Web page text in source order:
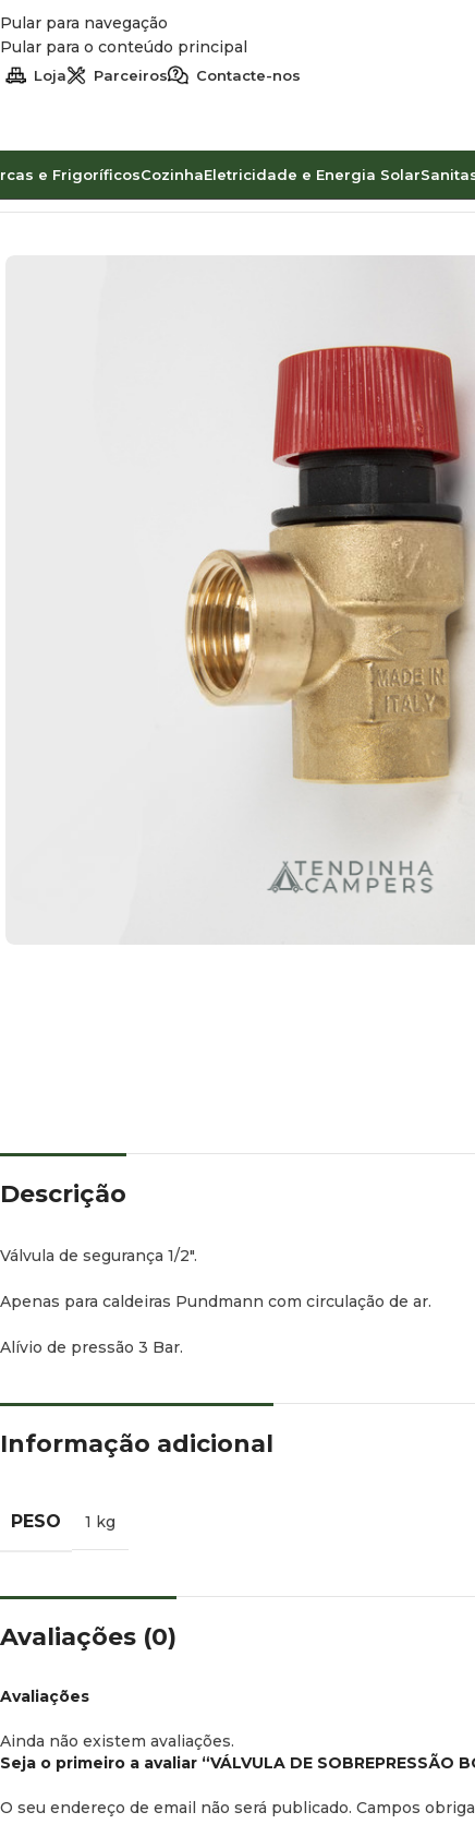
Pular para navegação
Pular para o conteúdo principal
Loja Parceiros Contacte-nos
e FrigoríficosCozinhaEletricidade e Energia Solar
Início Água Boilers Pundmann VÁLVULA DE
Descrição
Válvula de segurança 1/2″.
Apenas para caldeiras Pundmann com circulação de ar.
Alívio de pressão 3 Bar.
Informação adicional
PESO 1 kg
Avaliações (0)
Avaliações
Ainda não existem avaliações.
Seja o primeiro a avaliar “VÁLVULA DE SOBREPRESSÃO
O seu endereço de email não será publicado. Campos
Facebook